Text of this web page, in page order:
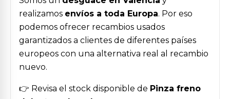
realizamos envíos a toda Europa. Por eso
podemos ofrecer recambios usados
garantizados a clientes de diferentes países
europeos con una alternativa real al recambio
nuevo.
👉 Revisa el stock disponible de Pinza freno